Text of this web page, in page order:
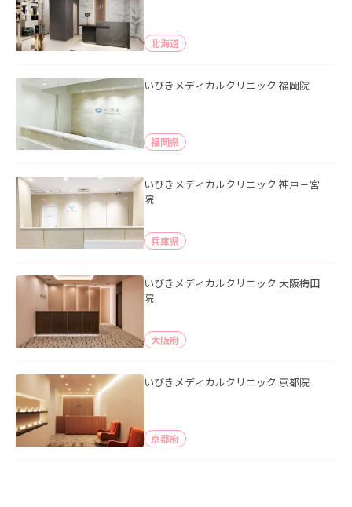
北海道
いびきメディカルクリニック 福岡院
福岡県
いびきメディカルクリニック 神戸三宮
院
兵庫県
いびきメディカルクリニック 大阪梅田
院
大阪府
いびきメディカルクリニック 京都院
京都府